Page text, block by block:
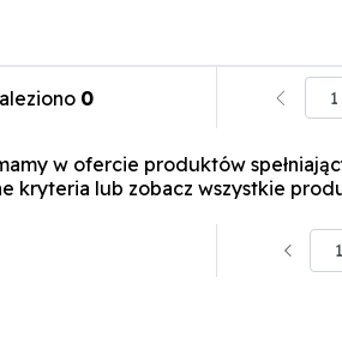
0
w ofercie produktów
kryteria lub zobacz wszystkie